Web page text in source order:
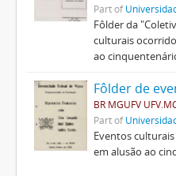
Part of
Fôlder da
culturais
ao
Fôlder de
BR MGUFV
Part of
Eventos
em alusão ao